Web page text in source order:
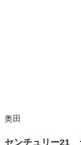
奥田
センチュリー21